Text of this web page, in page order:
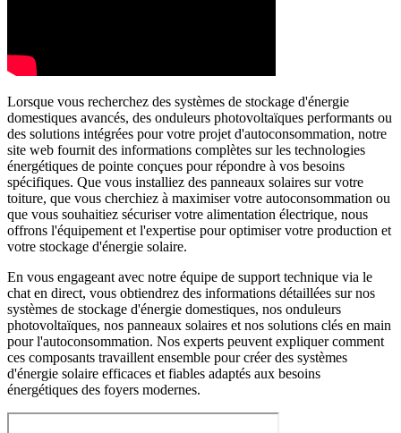
Lorsque vous recherchez des systèmes de stockage d'énergie
domestiques avancés, des onduleurs photovoltaïques performants ou
des solutions intégrées pour votre projet d'autoconsommation, notre
site web fournit des informations complètes sur les technologies
énergétiques de pointe conçues pour répondre à vos besoins
spécifiques. Que vous installiez des panneaux solaires sur votre
toiture, que vous cherchiez à maximiser votre autoconsommation ou
que vous souhaitiez sécuriser votre alimentation électrique, nous
offrons l'équipement et l'expertise pour optimiser votre production et
votre stockage d'énergie solaire.
En vous engageant avec notre équipe de support technique via le
chat en direct, vous obtiendrez des informations détaillées sur nos
systèmes de stockage d'énergie domestiques, nos onduleurs
photovoltaïques, nos panneaux solaires et nos solutions clés en main
pour l'autoconsommation. Nos experts peuvent expliquer comment
ces composants travaillent ensemble pour créer des systèmes
d'énergie solaire efficaces et fiables adaptés aux besoins
énergétiques des foyers modernes.